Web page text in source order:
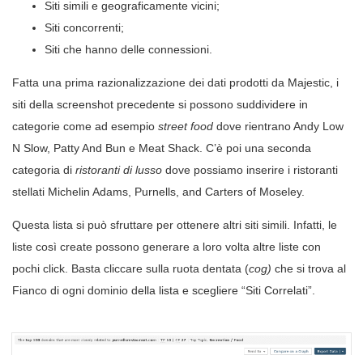
Siti simili e geograficamente vicini;
Siti concorrenti;
Siti che hanno delle connessioni.
Fatta una prima razionalizzazione dei dati prodotti da Majestic, i
siti della screenshot precedente si possono suddividere in
categorie come ad esempio street food dove rientrano Andy Low
N Slow, Patty And Bun e Meat Shack. C’è poi una seconda
categoria di ristoranti di lusso dove possiamo inserire i ristoranti
stellati Michelin Adams, Purnells, and Carters of Moseley.
Questa lista si può sfruttare per ottenere altri siti simili. Infatti, le
liste così create possono generare a loro volta altre liste con
pochi click. Basta cliccare sulla ruota dentata (cog) che si trova al
Fianco di ogni dominio della lista e scegliere “Siti Correlati”.